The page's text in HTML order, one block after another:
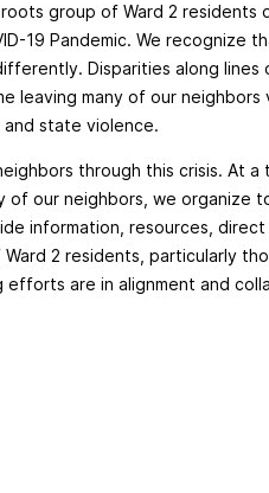
group of Ward 2 residents
19 Pandemic. We recognize
Disparities along lines
leaving many of our neighbors
and state violence.
through this crisis. At a
our neighbors, we organize
information, resources,
2 residents, particularly
are in alignment and